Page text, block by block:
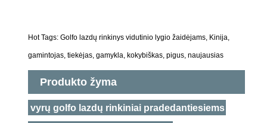
Hot Tags: Golfo lazdų rinkinys vidutinio lygio žaidėjams, Kinija,
gamintojas, tiekėjas, gamykla, kokybiškas, pigus, naujausias
Produkto žyma
vyrų golfo lazdų rinkiniai pradedantiesiems